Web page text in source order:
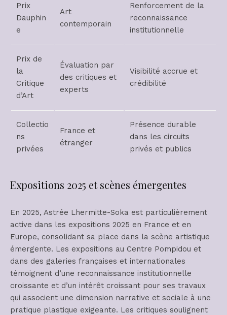
Prix
Dauphin
e
Art
contemporain
Renforcement de la
reconnaissance
institutionnelle
Prix de
la
Critique
d’Art
Évaluation par
des critiques et
experts
Visibilité accrue et
crédibilité
Collectio
ns
privées
France et
étranger
Présence durable
dans les circuits
privés et publics
Expositions 2025 et scènes émergentes
En 2025, Astrée Lhermitte-Soka est particulièrement
active dans les expositions 2025 en France et en
Europe, consolidant sa place dans la scène artistique
émergente. Les expositions au Centre Pompidou et
dans des galeries françaises et internationales
témoignent d’une reconnaissance institutionnelle
croissante et d’un intérêt croissant pour ses travaux
qui associent une dimension narrative et sociale à une
pratique plastique exigeante. Les critiques soulignent